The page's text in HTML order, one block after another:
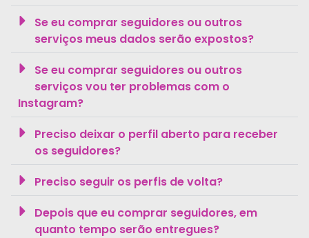
Se eu comprar seguidores ou outros
serviços meus dados serão expostos?
Se eu comprar seguidores ou outros
serviços vou ter problemas com o
Instagram?
Preciso deixar o perfil aberto para receber
os seguidores?
Preciso seguir os perfis de volta?
Depois que eu comprar seguidores, em
quanto tempo serão entregues?